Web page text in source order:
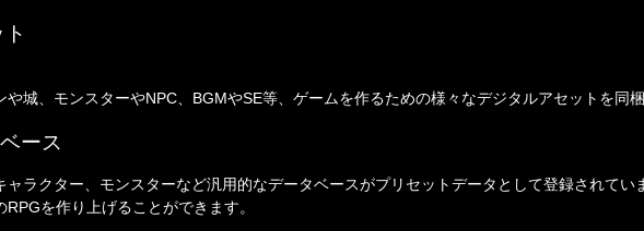
城、モンスターやNPC、BGMやSE等、ゲームを作るための様々なデジタルアセットを同梱
ース
クター、モンスターなど汎用的なデータベースがプリセットデータとして登録されてい
を作り上げることができます。